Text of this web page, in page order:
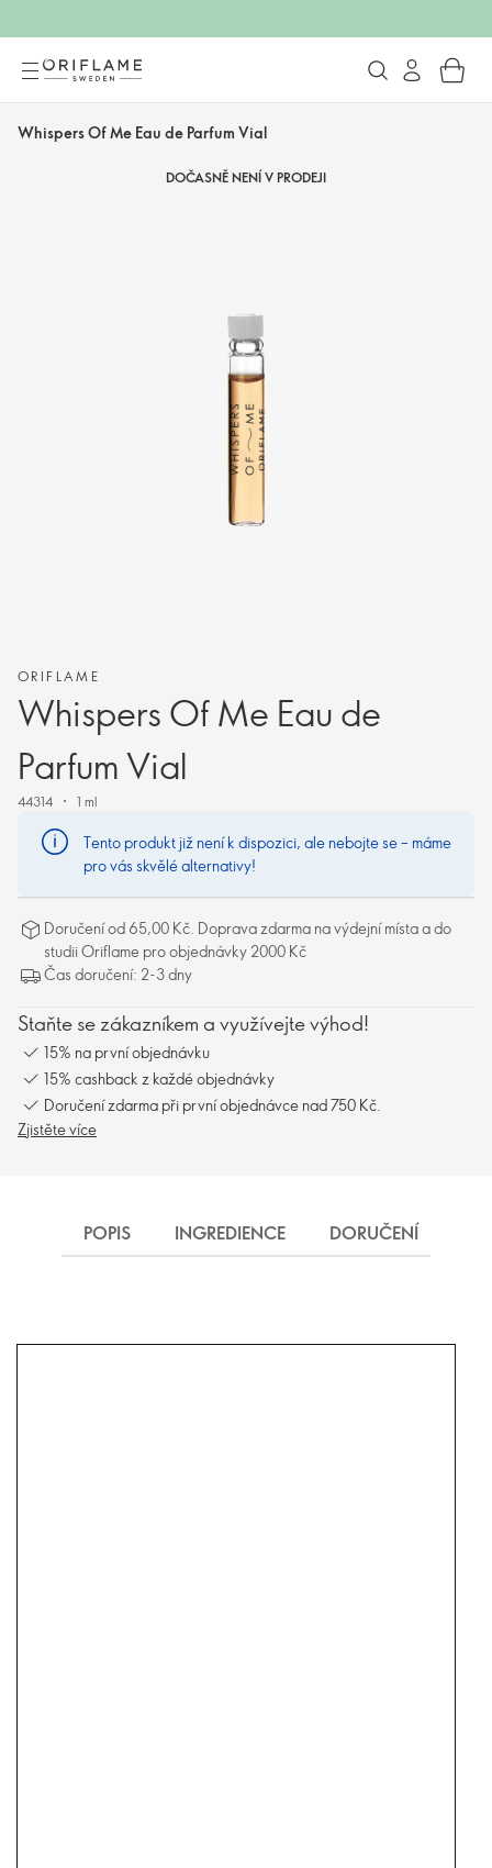
Whispers Of Me Eau de Parfum Vial
DOČASNĚ NENÍ V PRODEJI
ORIFLAME
Whispers Of Me Eau de
Parfum Vial
44314 1 ml
Tento produkt již není k dispozici, ale nebojte se – máme
pro vás skvělé alternativy!
Doručení od 65,00 Kč. Doprava zdarma na výdejní místa a do
studii Oriflame pro objednávky 2000 Kč
Čas doručení: 2-3 dny
Staňte se zákazníkem a využívejte výhod!
15% na první objednávku
15% cashback z každé objednávky
Doručení zdarma při první objednávce nad 750 Kč.
Zjistěte více
POPIS INGREDIENCE DORUČENÍ